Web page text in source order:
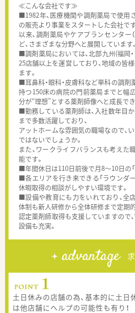
≪こんな会社です≫
■1982年、医療機関や調剤薬局で使用さ
の販売より事業をスタートした会社です
以来、調剤薬局やケアプランセンター
ど、さまざまな分野へと展開しています。
■調剤薬局においては、北部九州(福岡・
25店舗以上を運営しており、地域の皆
ます。
■耳鼻科・眼科・皮膚科など単科の調剤
持つ150床の病院の門前薬局までと幅
分が“理想”とする薬剤師像へと成長で
■勤務している薬剤師は、入社数年目
まで多数活躍しており、
アットホームな雰囲気の職場なので、
ではないでしょうか。
また、ワークライフバランスも考えた
能です。
■年間休日は110日前後で月8～10日の「
■各エリアを行き来できる「ラウンダ
休暇取得の相談がしやすい環境です。
■設備や教育にも力をいれており、全
体制も新人研修から全体研修まで定期
認定薬剤師取得も支援していますので
設備も充実。
advantage
土日休みの店舗の為、基本的に土
は他店舗にヘルプの可能性も有り！